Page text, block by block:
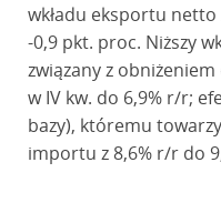
wkładu eksportu netto
-0,9 pkt. proc. Niższy
związany z
w IV kw. do 6,9% r/r;
bazy), któremu
importu z 8,6% r/r do